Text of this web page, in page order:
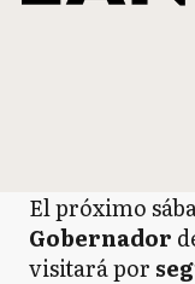
El próximo
Gobernador
visitará por